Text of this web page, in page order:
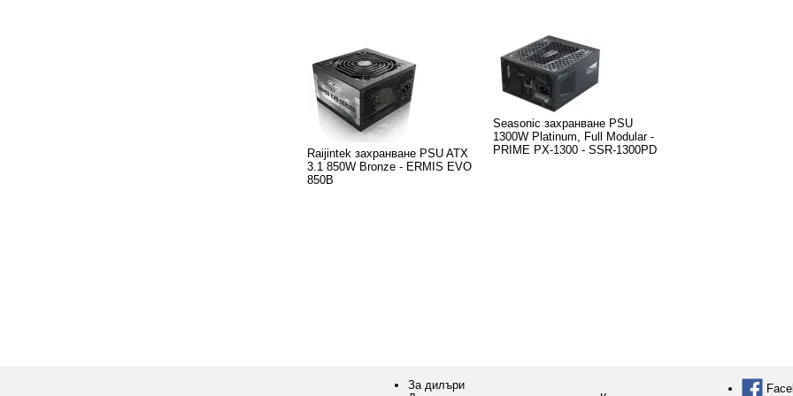
Raijintek захранване PSU ATX
3.1 850W Bronze - ERMIS EVO
850B
Seasonic захранване PSU
1300W Platinum, Full Modular -
PRIME PX-1300 - SSR-1300PD
За дилъри